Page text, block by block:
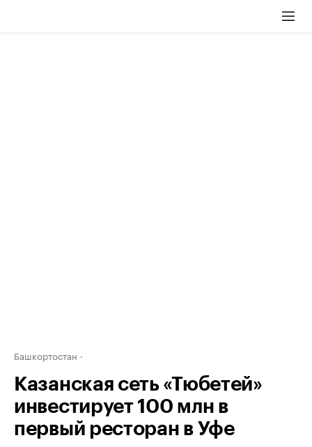
Башкортостан
Казанская сеть «Тюбетей»
инвестирует 100 млн в
первый ресторан в Уфе